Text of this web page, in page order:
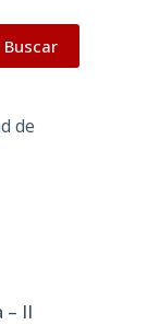
Buscar
de
– II